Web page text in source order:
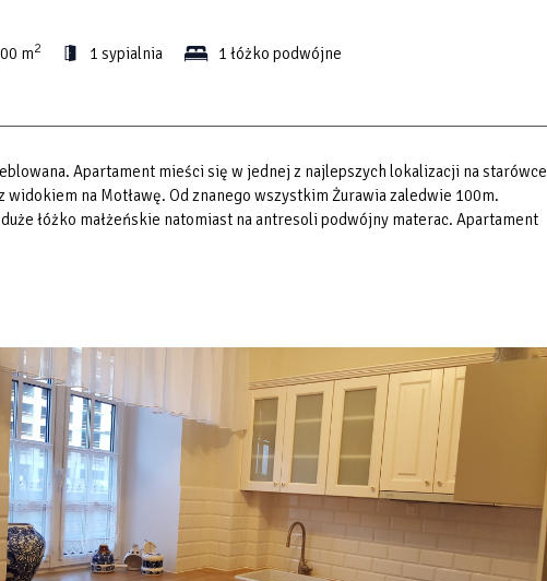
m2 1 sypialnia
1 łóżko podwójne
Apartament mieści się w jednej z najlepszych lokalizacji na starówce
na Motławę. Od znanego wszystkim Żurawia zaledwie 100m.
łóżko małżeńskie natomiast na antresoli podwójny materac. Apartament